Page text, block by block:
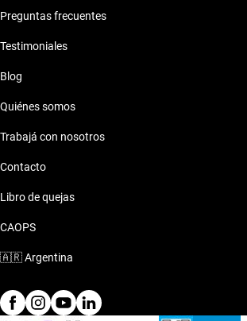
Preguntas frecuentes
Testimoniales
Blog
Quiénes somos
Trabajá con nosotros
Contacto
Libro de quejas
CAOPS
🇦🇷Argentina